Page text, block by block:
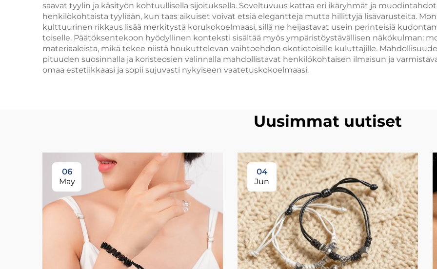
saavat tyylin ja käsityön kohtuullisella sijoituksella. Soveltuvuus kattaa eri ikäryhmät ja
henkilökohtaista tyyliään, kun taas aikuiset voivat etsiä elegantteja mutta hillittyjä lisävarusteita.
kulttuurinen rikkaus lisää merkitystä korukokoelmaasi, sillä ne heijastavat usein perinteisiä
toiselle. Päätöksentekoon hyödyllinen konteksti sisältää myös ympäristöystävällisen näkökulman:
materiaaleista, mikä tekee niistä houkuttelevan vaihtoehdon ekotietoisille kuluttajille.
pituuden suosinnalla ja koristeosien valinnalla mahdollistavat henkilökohtaisen ilmaisun ja
omaa estetiikkaasi ja sopii sujuvasti nykyiseen vaatetuskokoelmaasi.
Uusimmat uutiset
06
May
04
Jun